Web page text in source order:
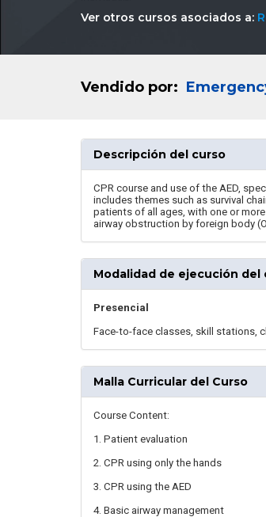
Ver otros cursos asociados a:
Vendido por:
Descripción del curso
CPR course and use of the AED,
includes themes such as survival
patients of all ages, with one or
airway obstruction by foreign body
Modalidad de ejecución del
Presencial
Face-to-face classes, skill stations,
Malla Curricular del Curso
Course Content:
1. Patient evaluation
2. CPR using only the hands
3. CPR using the AED
4. Basic airway management